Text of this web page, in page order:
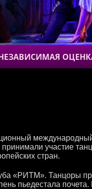
участие
стран.
«РИТМ». Танцоры
пьедестала